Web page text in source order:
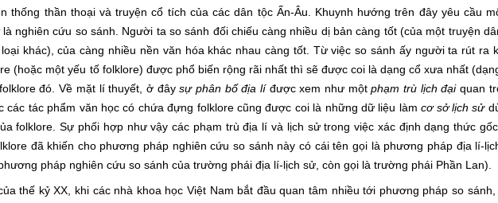
thống thần thoại và truyện cổ tích của các dân tộc Ấn-Âu. Khuynh hướng trên đây yêu cầu
là nghiên cứu so sánh. Người ta so sánh đối chiếu càng nhiều dị bản càng tốt (của một truyện
khác), của càng nhiều nền văn hóa khác nhau càng tốt. Từ việc so sánh ấy người ta rút ra
(hoặc một yếu tố folklore) được phổ biến rộng rãi nhất thì sẽ được coi là dạng cổ xưa nhất
đó. Về mặt lí thuyết, ở đâysự phân bố địa lí được xem như mộtphạm trù lịch đạiquan
các tác phẩm văn học có chứa đựng folklore cũng được coi là những dữ liệu làmcơ sở lịch sử
folklore. Sự phối hợp như vậy các phạm trù địa lí và lịch sử trong việc xác định dạng thức
đã khiến cho phương pháp nghiên cứu so sánh này có cái tên gọi là phương pháp địa lí-
pháp nghiên cứu so sánh của trường phái địa lí-lịch sử, còn gọi là trường phái Phần Lan).
kỷ XX, khi các nhà khoa học Việt Nam bắt đầu quan tâm nhiều tới phương pháp so sánh,